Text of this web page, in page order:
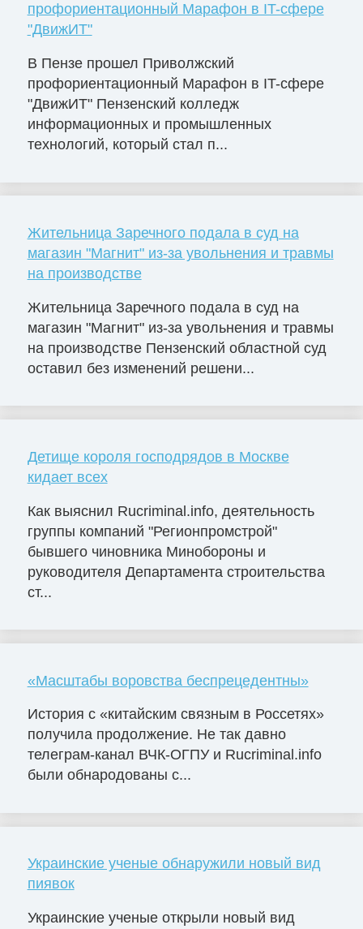
профориентационный Марафон в IT-сфере
"ДвижИТ"
В Пензе прошел Приволжский
профориентационный Марафон в IT-сфере
"ДвижИТ" Пензенский колледж
информационных и промышленных
технологий, который стал п...
Жительница Заречного подала в суд на
магазин "Магнит" из-за увольнения и травмы
на производстве
Жительница Заречного подала в суд на
магазин "Магнит" из-за увольнения и травмы
на производстве Пензенский областной суд
оставил без изменений решени...
Детище короля господрядов в Москве
кидает всех
Как выяснил Rucriminal.info, деятельность
группы компаний "Регионпромстрой"
бывшего чиновника Минобороны и
руководителя Департамента строительства
ст...
«Масштабы воровства беспрецедентны»
История с «китайским связным в Россетях»
получила продолжение. Не так давно
телеграм-канал ВЧК-ОГПУ и Rucriminal.info
были обнародованы с...
Украинские ученые обнаружили новый вид
пиявок
Украинские ученые открыли новый вид